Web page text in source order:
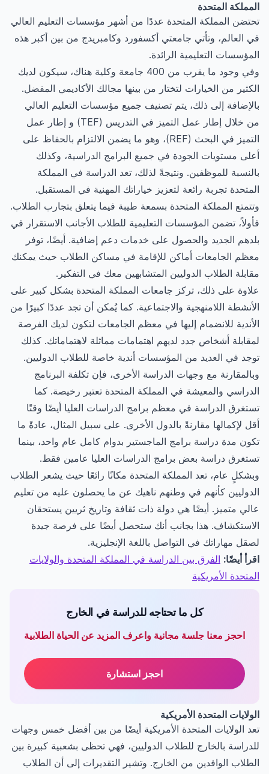
المملكة المتحدة
تحتضن المملكة المتحدة عددًا من أشهر مؤسسات التعليم العالي
في العالم، وتأتي جامعتي أكسفورد وكامبريدج من بين أكبر هذه
المؤسسات التعليمية الرائدة.
وفي وجود ما يقرب من 400 جامعة وكلية هناك، سيكون لديك
الكثير من الخيارات لتختار من بينها مجالك الأكاديمي المفضل.
بالإضافة إلى ذلك، يتم تصنيف جميع مؤسسات التعليم العالي
من خلال إطار عمل التميز في التدريس (TEF) و إطار عمل
التميز في البحث (REF)، وهو ما يضمن الالتزام بالحفاظ على
أعلى مستويات الجودة في جميع البرامج الدراسية، وكذلك
بالنسبة للموظفين. ونتيجةً لذلك، تعد الدراسة في المملكة
المتحدة تجربة رائعة لتعزيز خياراتك المهنية في المستقبل.
وتتمتع المملكة المتحدة بسمعة طيبة فيما يتعلق بتجارب الطلاب.
فأولاً، تضمن المؤسسات التعليمية للطلاب الأجانب الاستقرار في
بلدهم الجديد والحصول على خدمات دعم إضافية. أيضًا، توفر
معظم الجامعات أماكن للإقامة في مساكن الطلاب حيث يمكنك
مقابلة الطلاب الدوليين المتشابهين معك في التفكير.
علاوة على ذلك، تركز جامعات المملكة المتحدة بشكل كبير على
الأنشطة اللامنهجية والاجتماعية. كما يُمكن أن تجد عددًا كبيرًا من
الأندية للانضمام إليها في معظم الجامعات لتكون لديك الفرصة
لمقابلة أشخاص جدد لديهم اهتمامات مماثلة لاهتماماتك. كذلك
توجد في العديد من المؤسسات أندية خاصة للطلاب الدوليين.
وبالمقارنة مع وجهات الدراسة الأخرى، فإن تكلفة البرنامج
الدراسي والمعيشة في المملكة المتحدة تعتبر رخيصة. كما
تستغرق الدراسة في معظم برامج الدراسات العليا أيضًا وقتًا
أقل لإكمالها مقارنةً بالدول الأخرى. على سبيل المثال، عادةً ما
تكون مدة دراسة برامج الماجستير بدوام كامل عام واحد، بينما
تستغرق دراسة بعض برامج الدراسات العليا عامين فقط.
وبشكلٍ عام، تعد المملكة المتحدة مكانًا رائعًا حيث يشعر الطلاب
الدوليين كأنهم في وطنهم ناهيك عن ما يحصلون عليه من تعليم
عالي متميز. أيضًا هي دولة ذات ثقافة وتاريخ ثريين يستحقان
الاستكشاف. هذا بجانب أنك ستحصل أيضًا على فرصة جيدة
لصقل مهاراتك في التواصل باللغة الإنجليزية.
اقرأ أيضًا: الفرق بين الدراسة في المملكة المتحدة والولايات
المتحدة الأمريكية
كل ما تحتاجه للدراسة في الخارج
احجز معنا جلسة مجانية واعرف المزيد عن الحياة الطلابية
احجز استشارة
الولايات المتحدة الأمريكية
تعد الولايات المتحدة الأمريكية أيضًا من بين أفضل خمس وجهات
للدراسة بالخارج للطلاب الدوليين، فهي تحظى بشعبية كبيرة بين
الطلاب الوافدين من الخارج. وتشير التقديرات إلى أن الطلاب